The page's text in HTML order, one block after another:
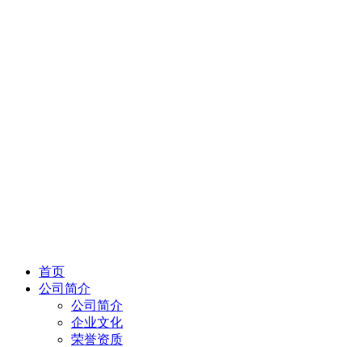
首页
公司简介
公司简介
企业文化
荣誉资质